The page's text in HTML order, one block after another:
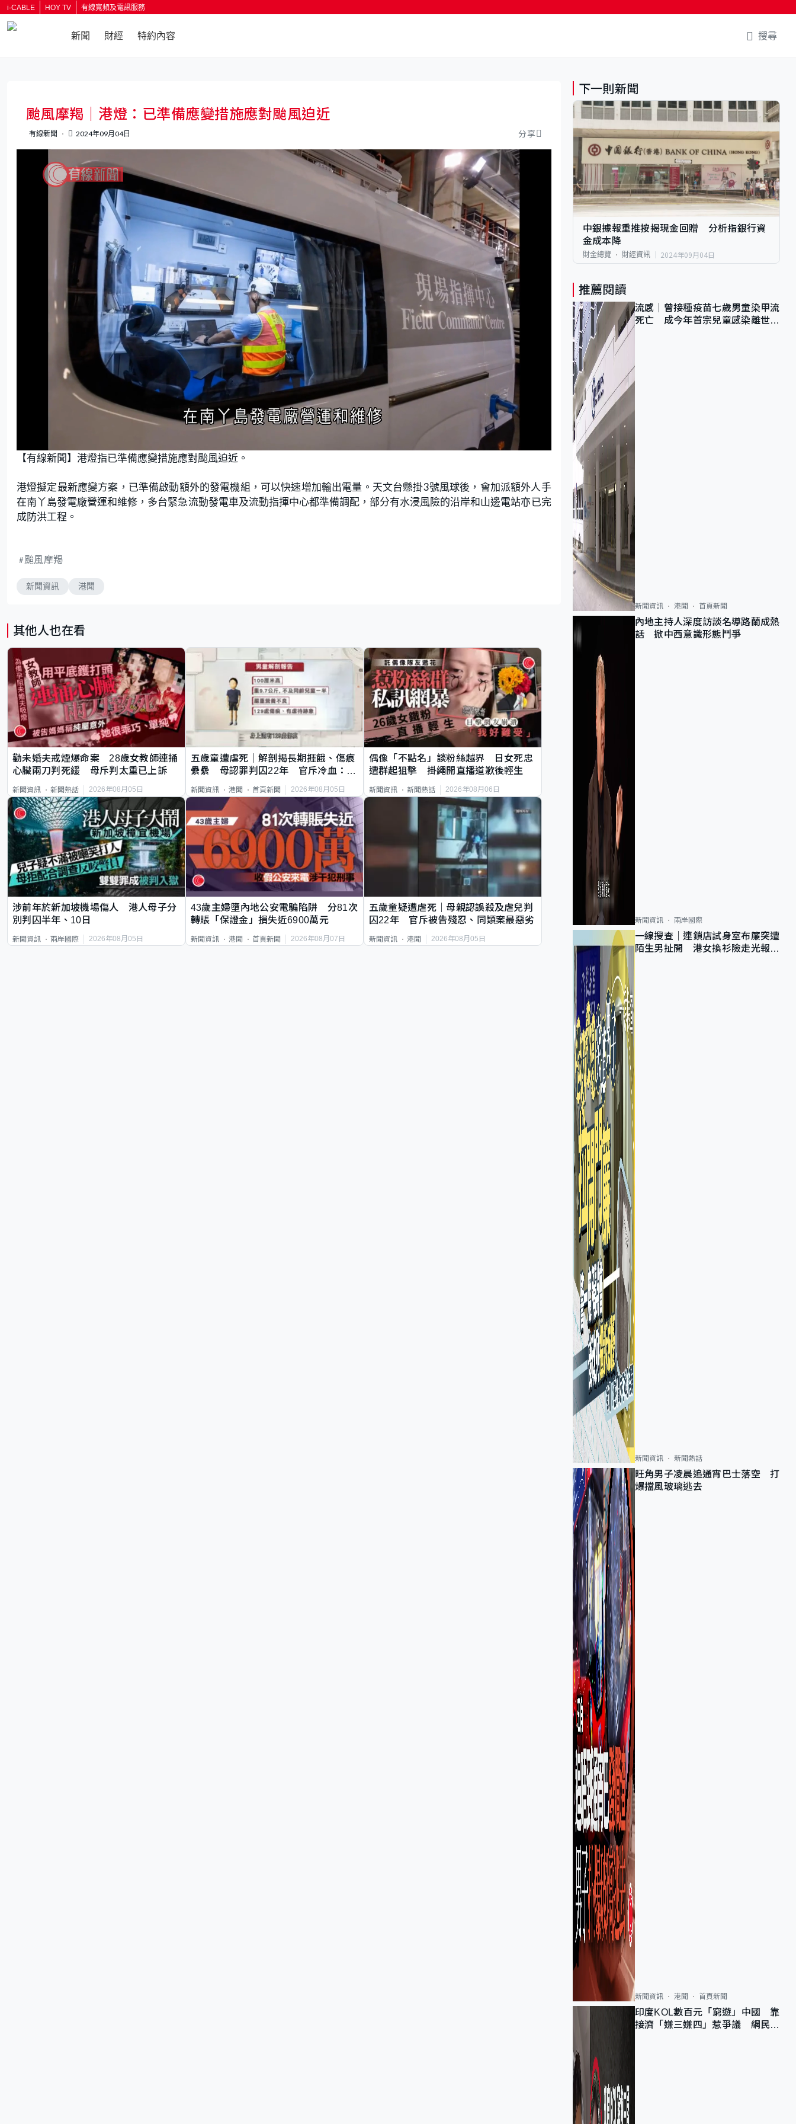
i-CABLE HOY TV 有線寬頻及電訊服務
新聞 財經 特約內容 搜尋
颱風摩羯｜港燈：已準備應變措施應對颱風迫近
有線新聞 2024年09月04日 分享
n
m
u
1
0
0
.
0
【有線新聞】港燈指已準備應變措施應對颱風迫近。
港燈擬定最新應變方案，已準備啟動額外的發電機組，可以快速增加輸出電量。天文台懸掛3號風球後，會加派額外人手
在南丫島發電廠營運和維修，多台緊急流動發電車及流動指揮中心都準備調配，部分有水浸風險的沿岸和山邊電站亦已完
成防洪工程。
颱風摩羯
新聞資訊 港聞
其他人也在看
勸未婚夫戒煙爆命案 28歲女教師連捅
心臟兩刀判死緩 母斥判太重已上訴
新聞資訊 新聞熱話 2026年08月05日
五歲童遭虐死｜解剖揭長期捱餓、傷痕
纍纍 母認罪判囚22年 官斥冷血：同
新聞資訊 港聞 首頁新聞 2026年08月05日
偶像「不點名」談粉絲越界 日女死忠
遭群起狙擊 掛繩開直播道歉後輕生
新聞資訊 新聞熱話 2026年08月06日
涉前年於新加坡機場傷人 港人母子分
別判囚半年、10日
新聞資訊 兩岸國際 2026年08月05日
43歲主婦墮內地公安電騙陷阱 分81次
轉賬「保證金」損失近6900萬元
新聞資訊 港聞 首頁新聞 2026年08月07日
五歲童疑遭虐死｜母親認誤殺及虐兒判
囚22年 官斥被告殘忍、同類案最惡劣
新聞資訊 港聞 2026年08月05日
下一則新聞
中銀據報重推按揭現金回贈 分析指銀行資
金成本降
財金總覽 財經資訊 2024年09月04日
推薦閱讀
流感｜曾接種疫苗七歲男童染甲流
死亡 成今年首宗兒童感染離世個
新聞資訊 港聞 首頁新聞
內地主持人深度訪談名導路蘭成熱
話 掀中西意識形態鬥爭
新聞資訊 兩岸國際
一線搜查｜連鎖店試身室布簾突遭
陌生男扯開 港女換衫險走光報
新聞資訊 新聞熱話
旺角男子凌晨追通宵巴士落空 打
爆擋風玻璃逃去
新聞資訊 港聞 首頁新聞
印度KOL數百元「窮遊」中國 靠
接濟「嫌三嫌四」惹爭議 網民：